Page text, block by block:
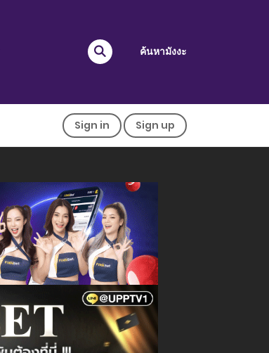
ค้นหามังงะ
Sign in Sign up